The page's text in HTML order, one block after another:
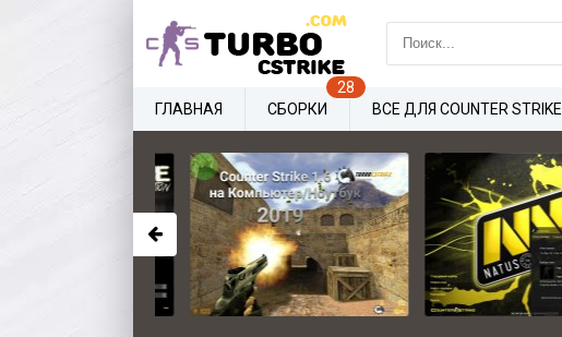
ГЛАВНАЯ СБОРКИ ВСЕ ДЛЯ COUNTER STRIKE